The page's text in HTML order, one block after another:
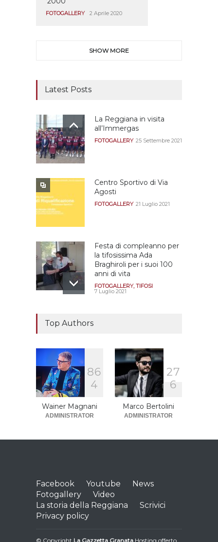
FOTOGALLERY 2 Aprile 2020
SHOW MORE
Latest Posts
La Reggiana in visita
all’Immergas
FOTOGALLERY 25 Settembre 2021
Centro Sportivo di Via
Agosti
FOTOGALLERY 21 Luglio 2021
Festa di compleanno per
la tifosissima Ada
Braghiroli per i suoi 100
anni di vita
FOTOGALLERY,TIFOSI
7 Luglio 2021
Top Authors
86
4
Wainer Magnani
ADMINISTRATOR
27
6
Marco Bertolini
ADMINISTRATOR
Facebook Youtube
News
Fotogallery
Video
La storia della Reggiana
Scrivici
Privacy policy
© Copyright La Gazzetta Granata Hosting offerto